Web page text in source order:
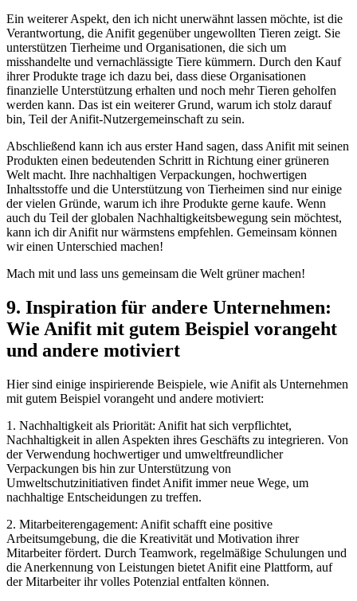
Ein weiterer Aspekt, ⁤den ich nicht unerwähnt​ lassen möchte, ist die
‍Verantwortung, die Anifit gegenüber⁤ ungewollten⁢ Tieren zeigt. Sie
unterstützen‍ Tierheime und Organisationen, die sich um
misshandelte und vernachlässigte Tiere⁤ kümmern. Durch den Kauf
‌ihrer Produkte trage‍ ich​ dazu bei, dass diese ⁣Organisationen
finanzielle ⁣Unterstützung⁣ erhalten​ und⁤ noch ⁤mehr Tieren geholfen
werden kann. Das ist⁤ ein weiterer Grund, warum ich stolz darauf
bin, Teil der Anifit-Nutzergemeinschaft zu sein.
Abschließend kann​ ich aus‌ erster Hand sagen, ⁤dass​ Anifit mit seinen
Produkten einen bedeutenden Schritt in Richtung einer grüneren
Welt macht. Ihre nachhaltigen Verpackungen, hochwertigen
Inhaltsstoffe und die Unterstützung von Tierheimen sind nur​ einige
der vielen Gründe, warum ich ihre‌ Produkte gerne kaufe. Wenn
‍auch du Teil der globalen Nachhaltigkeitsbewegung ⁣sein möchtest,
⁤kann⁤ ich dir ⁢Anifit nur⁣ wärmstens empfehlen. Gemeinsam können
‌wir einen Unterschied machen!
Mach mit und lass uns gemeinsam die Welt grüner machen!
9. Inspiration für ⁤andere Unternehmen:
Wie Anifit mit gutem Beispiel vorangeht
und andere motiviert
Hier sind einige inspirierende ​Beispiele, ⁣wie⁤ Anifit als Unternehmen
mit gutem Beispiel vorangeht und andere⁢ motiviert:
1. Nachhaltigkeit als ⁢Priorität: Anifit ⁣hat sich verpflichtet,
Nachhaltigkeit ‌in allen Aspekten ihres Geschäfts ​zu integrieren. Von
der Verwendung hochwertiger ⁤und umweltfreundlicher
Verpackungen bis hin‌ zur⁤ Unterstützung von
Umweltschutzinitiativen findet⁢ Anifit immer neue Wege, um
⁣nachhaltige Entscheidungen zu ​treffen.
2. ‌Mitarbeiterengagement: Anifit schafft eine⁣ positive
Arbeitsumgebung, die die Kreativität und Motivation ihrer
Mitarbeiter ‍fördert. Durch Teamwork, regelmäßige Schulungen und
die ⁣Anerkennung von Leistungen bietet Anifit‍ eine Plattform,⁢ auf
der Mitarbeiter ihr volles Potenzial‌ entfalten können.